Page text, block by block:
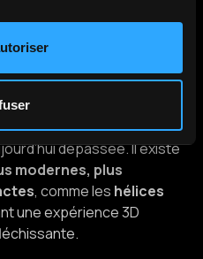
pour un événement
est-il
?
dépassée. Il existe
modernes, plus
, comme les hélices
une expérience 3D